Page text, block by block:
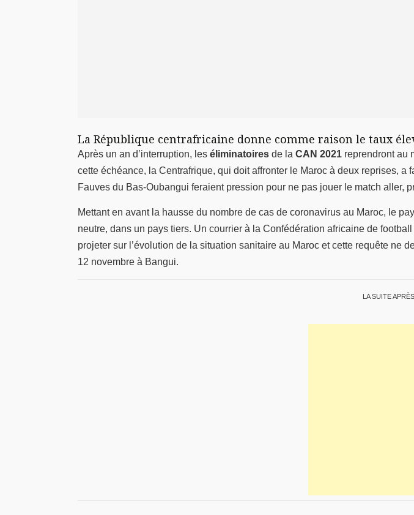
La République centrafricaine donne comme raison le taux
Après un an d’interruption, les éliminatoires de la CAN 2021 reprendront au
cette échéance, la Centrafrique, qui doit affronter le Maroc à deux reprises,
Fauves du Bas-Oubangui feraient pression pour ne pas jouer le match aller,
Mettant en avant la hausse du nombre de cas de coronavirus au Maroc, le
neutre, dans un pays tiers. Un courrier à la Confédération africaine de
projeter sur l’évolution de la situation sanitaire au Maroc et cette requête ne
12 novembre à Bangui.
LA SUITE